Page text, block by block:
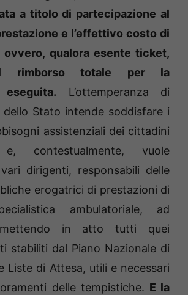
a titolo di partecipazione al
e l’effettivo costo di
ovvero, qualora esente ticket,
rimborso totale per la
L’ottemperanza di
dello Stato intende soddisfare i
assistenziali dei cittadini
e, contestualmente, vuole
dirigenti, responsabili delle
erogatrici di prestazioni di
ambulatoriale, ad
mettendo in atto tutti quei
stabiliti dal Piano Nazionale di
Liste di Attesa, utili e necessari
delle tempistiche. E la